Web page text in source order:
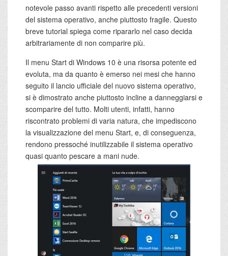
notevole passo avanti rispetto alle precedenti versioni
del sistema operativo, anche piuttosto fragile. Questo
breve tutorial spiega come ripararlo nel caso decida
arbitrariamente di non comparire più.
Il menu Start di Windows 10 è una risorsa potente ed
evoluta, ma da quanto è emerso nei mesi che hanno
seguito il lancio ufficiale del nuovo sistema operativo,
si è dimostrato anche piuttosto incline a danneggiarsi e
scomparire del tutto. Molti utenti, infatti, hanno
riscontrato problemi di varia natura, che impediscono
la visualizzazione del menu Start, e, di conseguenza,
rendono pressoché inutilizzabile il sistema operativo
quasi quanto pescare a mani nude.